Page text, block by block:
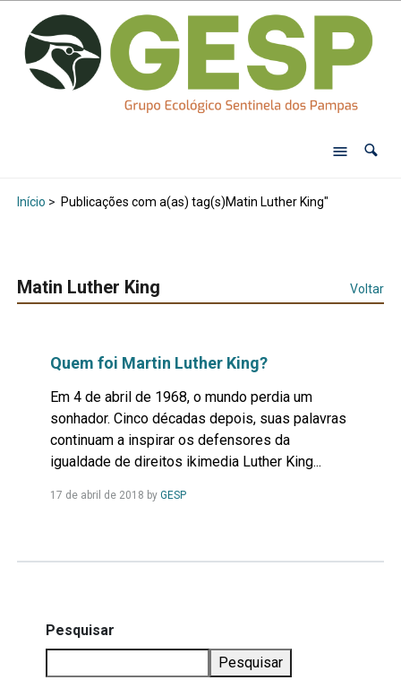
Início > Publicações com a(as) tag(s)Matin Luther King"
Matin Luther King Voltar
Quem foi Martin Luther King?
Em 4 de abril de 1968, o mundo perdia um
sonhador. Cinco décadas depois, suas palavras
continuam a inspirar os defensores da
igualdade de direitos ikimedia Luther King...
17 de abril de 2018 by GESPLeia
Pesquisar
Pesquisar